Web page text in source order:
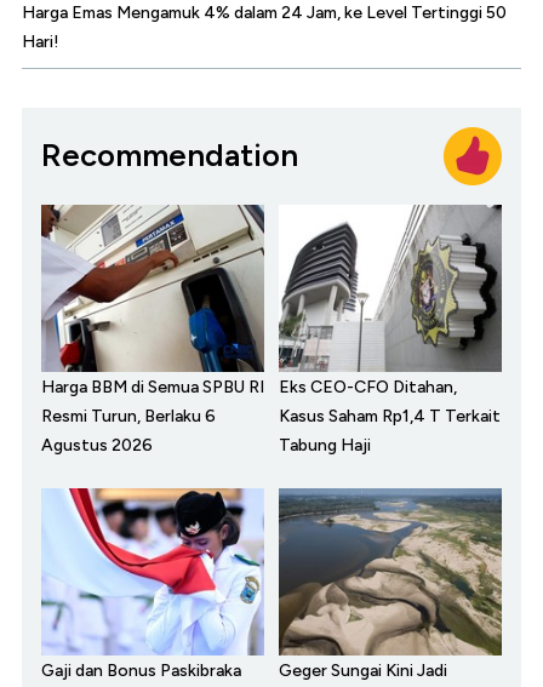
Harga Emas Mengamuk 4% dalam 24 Jam, ke Level Tertinggi 50
Hari!
Recommendation
Harga BBM di Semua SPBU RI
Resmi Turun, Berlaku 6
Agustus 2026
Eks CEO-CFO Ditahan,
Kasus Saham Rp1,4 T Terkait
Tabung Haji
Gaji dan Bonus Paskibraka
Geger Sungai Kini Jadi